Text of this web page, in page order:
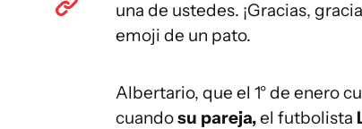
una de ustedes. ¡Gracias,
emoji de un pato.
Albertario, que el 1° de enero
cuandosu pareja,el futbolista